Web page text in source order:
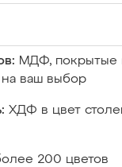
МДФ, покрытые
на ваш выбор
ХДФ в цвет
200 цветов